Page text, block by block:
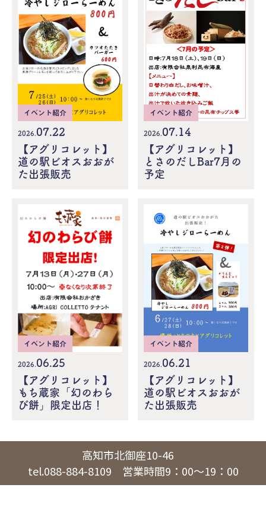
イベント紹介
2026. 07.22
【アグリコレット】
道の駅ビオスおおが
た出張販売
イベント紹介
2026. 07.14
【アグリコレット】
とさのだしBar7月の
予定
イベント紹介
2026. 06.25
【アグリコレット】
もち蔵家「幻のわら
び餅」限定出店！
イベント紹介
2026. 06.21
【アグリコレット】
道の駅ビオスおおが
た出張販売
高知市北御座10-46
tel.088-884-8109 営業時間9：00～19：00